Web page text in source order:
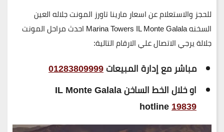
للحجز والاستعلام عن اسعار مارينا تاورز المونت جلاله العين
السخنه Marina Towers IL Monte Galala احدث مراحل المونت
جلالةيرجي الاتصال علي الارقام التالية:
مباشر مع إدارة المبيعات01283809999
او خلال الخط الساخن IL Monte Galala
hotline19839